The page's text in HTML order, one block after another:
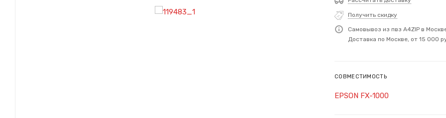
Получить скидку
Самовывоз из пвз A4ZIP в
Доставка по Москве, от 15 000
СОВМЕСТИМОСТЬ
EPSON FX-1000